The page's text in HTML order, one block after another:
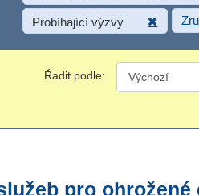
Probíhající výzvy
Řadit podle:
pro